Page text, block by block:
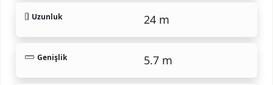
Uzunluk 24 m
Genişlik 5.7 m